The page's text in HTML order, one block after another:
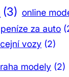
(3) online
peníze za auto
vozy (2)
modely (2)